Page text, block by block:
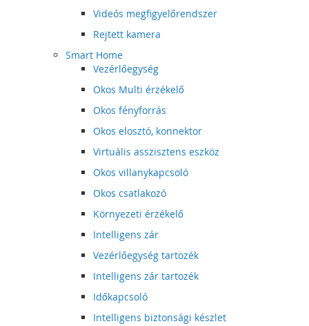
Videós megfigyelőrendszer
Rejtett kamera
Smart Home
Vezérlőegység
Okos Multi érzékelő
Okos fényforrás
Okos elosztó, konnektor
Virtuális asszisztens eszköz
Okos villanykapcsoló
Okos csatlakozó
Környezeti érzékelő
Intelligens zár
Vezérlőegység tartozék
Intelligens zár tartozék
Időkapcsoló
Intelligens biztonsági készlet